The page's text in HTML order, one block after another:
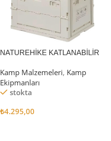
NATUREHİKE KATLANABİLİR
Kamp Malzemeleri, Kamp
Ekipmanları
stokta
₺4.295,00